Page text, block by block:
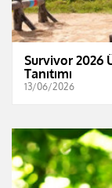
Survivor 2026
Tanıtımı
13/06/2026